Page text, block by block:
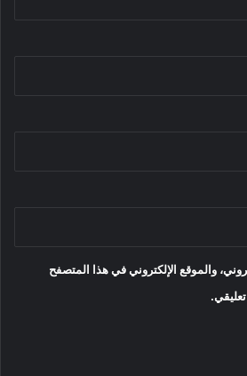
والموقع الإلكتروني في هذا المتصفح